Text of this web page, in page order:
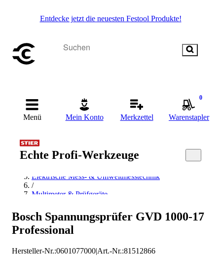
Entdecke jetzt die neuesten Festool Produkte!
Menü Mein Konto Merkzettel
0
Warenstapler
Echte Profi-Werkzeuge
Startseite
/
Messen & Prüfen
Elektrische Mess- & Umweltmesstechnik
/
Multimeter & Prüfgeräte
Spannungsprüfer
/
Bosch Spannungsprüfer
Bosch Spannungsprüfer GVD 1000-17
Professional
Hersteller-Nr.:0601077000|Art.-Nr.:81512866